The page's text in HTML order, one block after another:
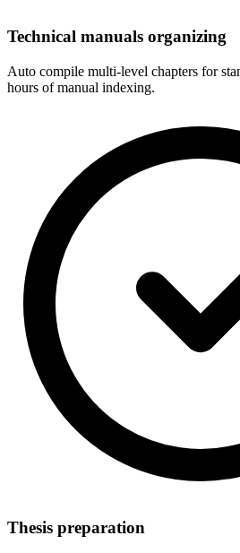
Technical manuals organizing
Auto compile multi-level chapters for
hours of manual indexing.
Thesis preparation